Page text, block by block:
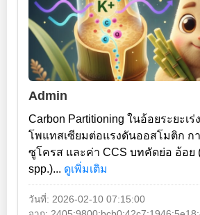
Admin
Carbon Partitioning ในอ้อยระยะเ
โพแทสเซียมต่อแรงดันออสโมติก ก
ซูโครส และค่า CCS บทคัดย่อ อ้อย
spp.)... ดูเพิ่มเติม
วันที่: 2026-02-10 07:15:00